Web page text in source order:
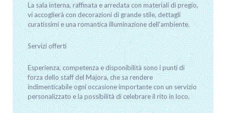
La sala interna, raffinata e arredata con materiali di pregio,
vi accoglierà con decorazioni di grande stile, dettagli
curatissimi e una romantica illuminazione dell'ambiente.
Servizi offerti
Esperienza, competenza e disponibilità sono i punti di
forza dello staff del Majora, che sa rendere
indimenticabile ogni occasione importante con un servizio
personalizzato e la possibilità di celebrare il rito in loco.